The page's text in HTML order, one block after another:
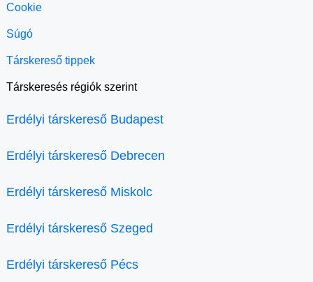
Cookie
Súgó
Társkereső tippek
Társkeresés régiók szerint
Erdélyi társkereső Budapest
Erdélyi társkereső Debrecen
Erdélyi társkereső Miskolc
Erdélyi társkereső Szeged
Erdélyi társkereső Pécs